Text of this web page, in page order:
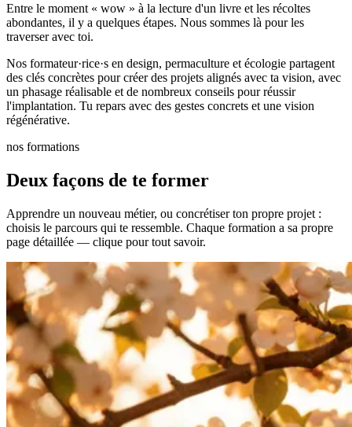
Entre le moment « wow » à la lecture d'un livre et les récoltes
abondantes, il y a quelques étapes. Nous sommes là pour les
traverser avec toi.
Nos formateur·rice·s en design, permaculture et écologie partagent
des clés concrètes pour créer des projets alignés avec ta vision, avec
un phasage réalisable et de nombreux conseils pour réussir
l'implantation. Tu repars avec des gestes concrets et une vision
régénérative.
nos formations
Deux façons de te former
Apprendre un nouveau métier, ou concrétiser ton propre projet :
choisis le parcours qui te ressemble. Chaque formation a sa propre
page détaillée — clique pour tout savoir.